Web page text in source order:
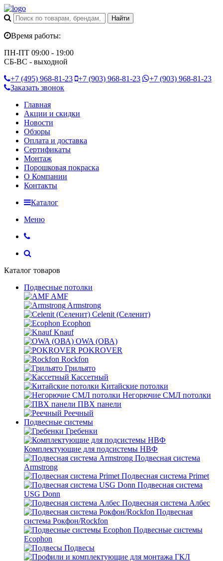
Время работы:
ПН-ПТ 09:00 - 19:00
СБ-ВС - выходной
+7 (495) 968-81-23 +7 (903) 968-81-23 +7 (903) 968-81-23
Заказать звонок
Главная
Акции и скидки
Новости
Обзоры
Оплата и доставка
Сертификаты
Монтаж
Порошковая покраска
О Компании
Контакты
Каталог
Меню
Каталог товаров
Подвесные потолки
AMF
Armstrong
Celenit (Селенит)
Ecophon
Knauf
OWA (ОВА)
POKROVER
Rockfon
Грильято
Кассетный
Китайские потолки
Негорючие СМЛ потолки
ПВХ панели
Реечный
Подвесные системы
Гребенки
Комплектующие для подсистемы НВФ
Подвесная система
Armstrong
Подвесная система Primet
Подвесная система
USG Donn
Подвесная система Албес
Подвесная
система Рокфон/Rockfon
Подвесные системы
Ecophon
Подвесы